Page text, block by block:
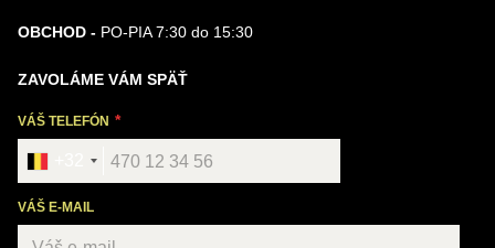
OBCHOD - PO-PIA 7:30 do 15:30
ZAVOLÁME VÁM SPÄŤ
VÁŠ TELEFÓN
VÁŠ E-MAIL